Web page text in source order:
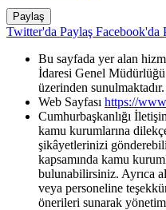
Paylaş
Twitter'da Paylaş Facebook'da
Bu sayfada yer alan
İdaresi Genel Müdürlüğü
üzerinden sunulmaktadır.
Web Sayfası https://
Cumhurbaşkanlığı
kamu kurumlarına
şikâyetlerinizi
kapsamında kamu
bulunabilirsiniz. Ayrıca
veya personeline
önerileri sunarak